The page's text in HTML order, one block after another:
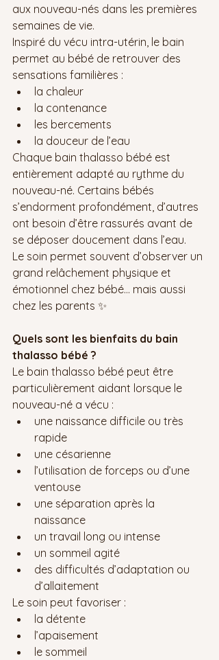
aux nouveau-nés dans les premières
semaines de vie.
Inspiré du vécu intra-utérin, le bain
permet au bébé de retrouver des
sensations familières :
la chaleur
la contenance
les bercements
la douceur de l’eau
Chaque bain thalasso bébé est
entièrement adapté au rythme du
nouveau-né. Certains bébés
s’endorment profondément, d’autres
ont besoin d’être rassurés avant de
se déposer doucement dans l’eau.
Le soin permet souvent d’observer un
grand relâchement physique et
émotionnel chez bébé… mais aussi
chez les parents ✨
Quels sont les bienfaits du bain
thalasso bébé ?
Le bain thalasso bébé peut être
particulièrement aidant lorsque le
nouveau-né a vécu :
une naissance difficile ou très
rapide
une césarienne
l’utilisation de forceps ou d’une
ventouse
une séparation après la
naissance
un travail long ou intense
un sommeil agité
des difficultés d’adaptation ou
d’allaitement
Le soin peut favoriser :
la détente
l’apaisement
le sommeil